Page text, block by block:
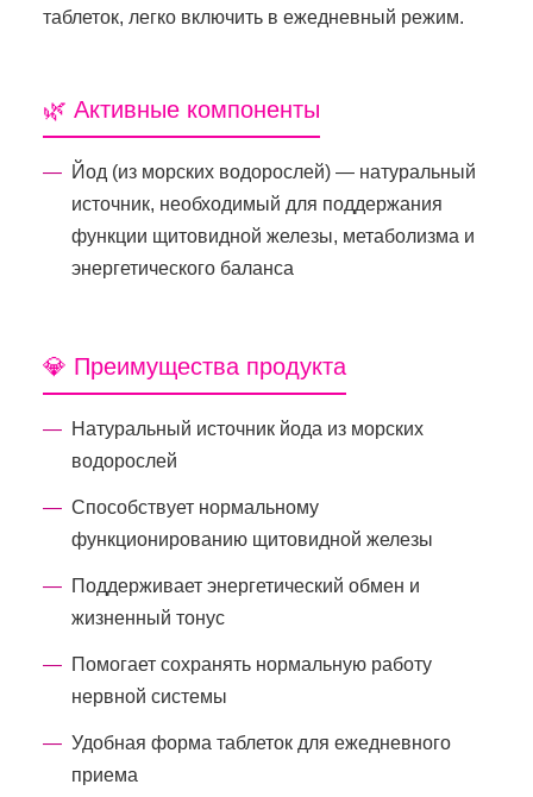
таблеток, легко включить в ежедневный режим.
🌿 Активные компоненты
Йод (из морских водорослей) — натуральный
источник, необходимый для поддержания
функции щитовидной железы, метаболизма и
энергетического баланса
💎 Преимущества продукта
Натуральный источник йода из морских
водорослей
Способствует нормальному
функционированию щитовидной железы
Поддерживает энергетический обмен и
жизненный тонус
Помогает сохранять нормальную работу
нервной системы
Удобная форма таблеток для ежедневного
приема